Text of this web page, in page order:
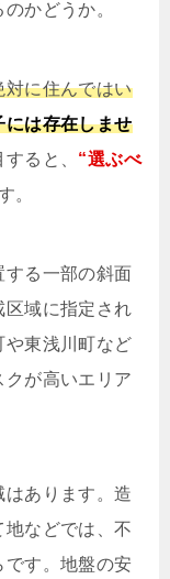
かどうか。
対に住んではい
には存在しませ
ると、 “選ぶべ
。
する一部の斜面
区域に指定され
や東浅川町など
が高いエリア
はあります。造
地などでは、不
です。地盤の安